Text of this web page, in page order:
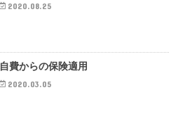
2020.08.25
自費からの保険適用
2020.03.05